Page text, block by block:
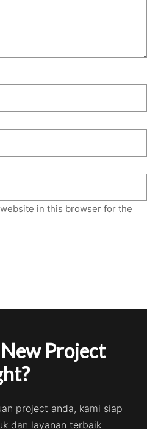
in this browser for the
Project
project anda, kami siap
dan layanan terbaik